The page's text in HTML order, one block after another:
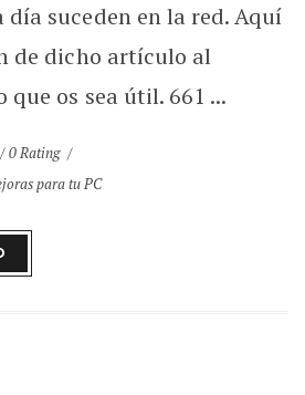
día suceden en la red. Aquí
de dicho artículo al
que os sea útil. 661 ...
0 Rating
para tu PC